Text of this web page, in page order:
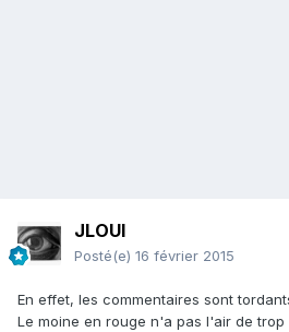
JLOUI
Posté(e) 16 février 2015
En effet, les commentaires sont
Le moine en rouge n'a pas l'air de